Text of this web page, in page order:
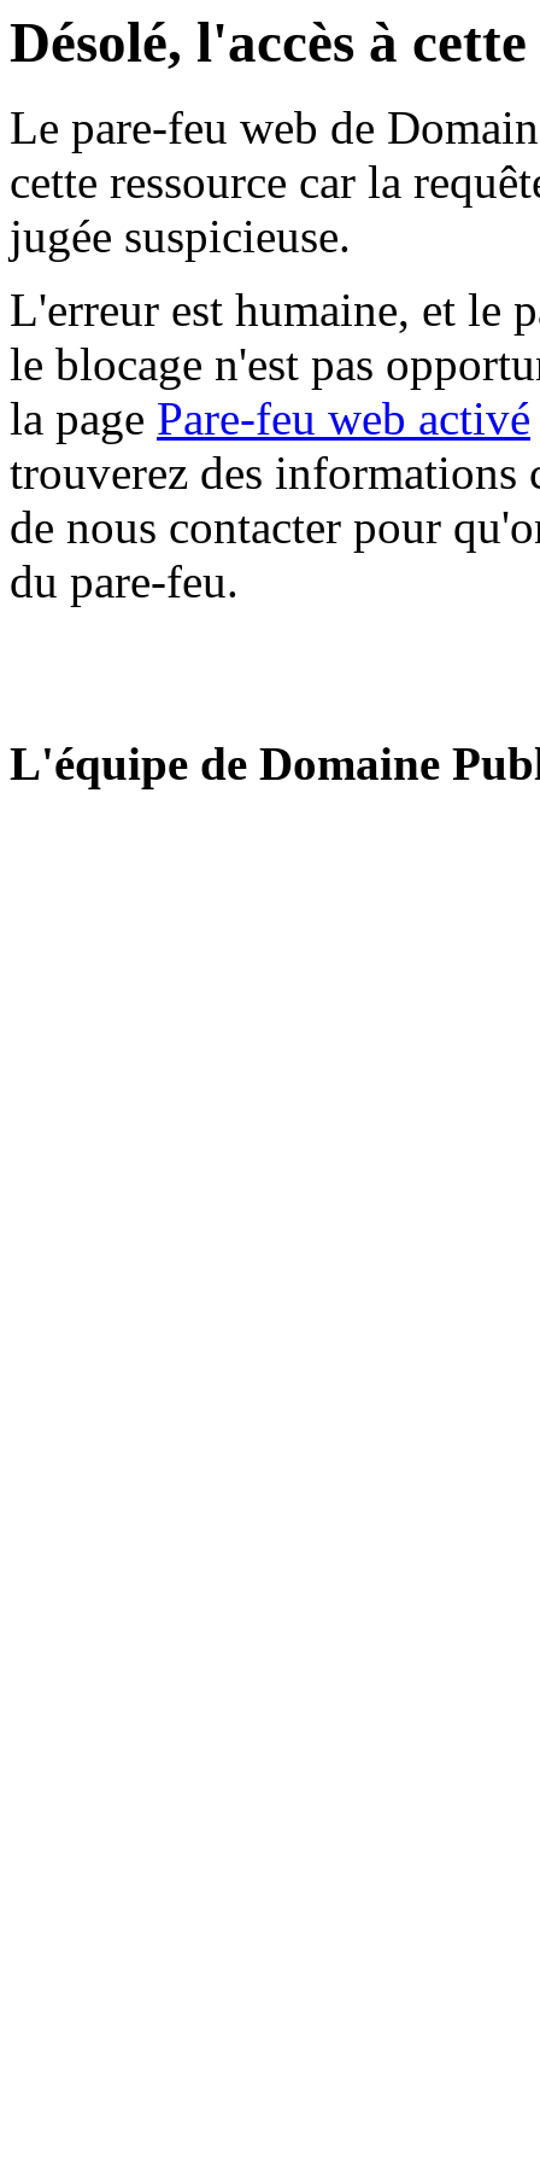
Désolé, l'accès à
Le pare-feu web de
cette ressource car la
jugée suspicieuse.
L'erreur est humaine, et le
le blocage n'est pas
la page Pare-feu web activé
trouverez des informations
de nous contacter pour
du pare-feu.
L'équipe de Domaine